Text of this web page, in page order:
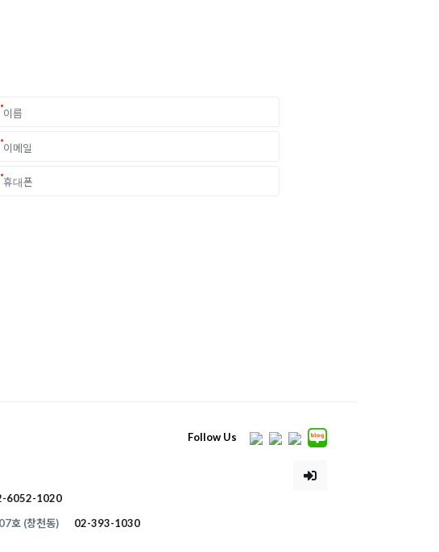
6052-1020
호 (창천동) 02-393-1030
Follow Us